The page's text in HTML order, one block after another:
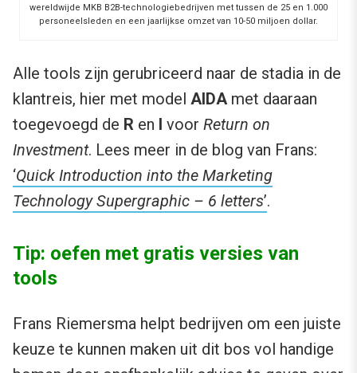
wereldwijde MKB B2B-technologiebedrijven met tussen de 25 en 1.000
personeelsleden en een jaarlijkse omzet van 10-50 miljoen dollar.
Alle tools zijn gerubriceerd naar de stadia in de
klantreis, hier met model AIDA met daaraan
toegevoegd de R en I voor Return on
Investment. Lees meer in de blog van Frans:
‘Quick Introduction into the Marketing
Technology Supergraphic – 6 letters’.
Tip: oefen met gratis versies van
tools
Frans Riemersma helpt bedrijven om een juiste
keuze te kunnen maken uit dit bos vol handige